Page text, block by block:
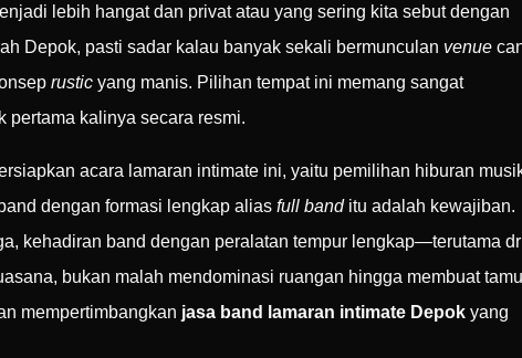
lebih hangat dan privat atau yang sering kita sebut dengan
Depok, pasti sadar kalau banyak sekali bermunculan venue
rustic yang manis. Pilihan tempat ini memang sangat
pertama kalinya secara resmi.
acara lamaran intimate ini, yaitu pemilihan hiburan
dengan formasi lengkap alias full banditu adalah kewajiban.
kehadiran band dengan peralatan tempur lengkap—terutama
bukan malah mendominasi ruangan hingga membuat tamu
mempertimbangkan jasa band lamaran intimate Depok yang